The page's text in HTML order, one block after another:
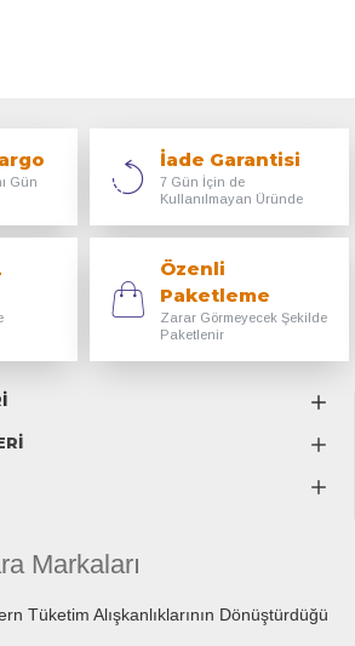
Gün
İade Garantisi
7 Gün İçin de
Kullanılmayan Üründe
Özenli
Paketleme
Zarar Görmeyecek Şekilde
Paketlenir
Markaları
Tüketim Alışkanlıklarının Dönüştürdüğü